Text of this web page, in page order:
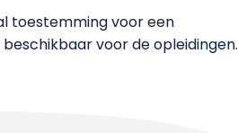
toestemming voor een
beschikbaar voor de opleidingen.